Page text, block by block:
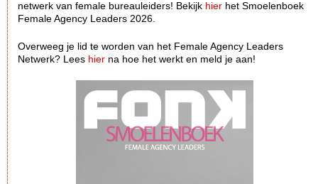
netwerk van female bureauleiders! Bekijk hier het Smoelenboek
Female Agency Leaders 2026.
Overweeg je lid te worden van het Female Agency Leaders
Netwerk? Lees hier na hoe het werkt en meld je aan!